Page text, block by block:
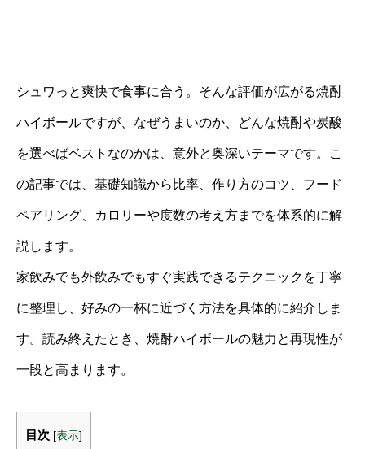
シュワっと爽快で食事に合う。そんな評価が広がる焼酎
ハイボールですが、なぜうまいのか、どんな焼酎や炭酸
を選べばベストなのかは、意外と奥深いテーマです。こ
の記事では、基礎知識から比率、作り方のコツ、フード
ペアリング、カロリーや度数の考え方までを体系的に解
説します。
家飲みでも外飲みでもすぐ実践できるテクニックを丁寧
に整理し、好みの一杯に近づく方法を具体的に紹介しま
す。読み終えたとき、焼酎ハイボールの魅力と再現性が
一段と高まります。
目次 [表示]